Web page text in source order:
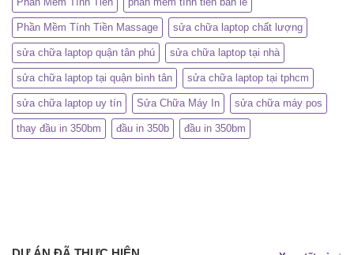
Phần Mềm Tính Tiền Massage sửa chữa laptop chất lượng
sửa chữa laptop quận tân phú sửa chữa laptop tại nhà
sửa chữa laptop tại quận bình tân sửa chữa laptop tại tphcm
sửa chữa laptop uy tín Sửa Chữa Máy In sửa chữa máy pos
thay đầu in 350bm đầu in 350b đầu in 350bm